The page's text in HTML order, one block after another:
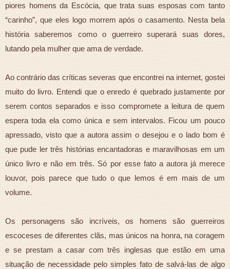
piores homens da Escócia, que trata suas esposas com tanto
“carinho”, que eles logo morrem após o casamento. Nesta bela
história saberemos como o guerreiro superará suas dores,
lutando pela mulher que ama de verdade.
Ao contrário das críticas severas que encontrei na internet, gostei
muito do livro. Entendi que o enredo é quebrado justamente por
serem contos separados e isso compromete a leitura de quem
espera toda ela como única e sem intervalos. Ficou um pouco
apressado, visto que a autora assim o desejou e o lado bom é
que pude ler três histórias encantadoras e maravilhosas em um
único livro e não em três. Só por esse fato a autora já merece
louvor, pois parece que tudo o que lemos é em mais de um
volume.
Os personagens são incríveis, os homens são guerreiros
escoceses de diferentes clãs, mas únicos na honra, na coragem
e se prestam a casar com três inglesas que estão em uma
situação de necessidade pelo simples fato de salvá-las de algo